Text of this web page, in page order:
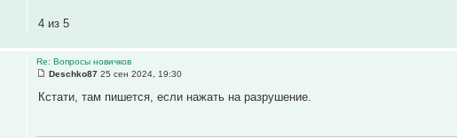
4 из 5
Re: Вопросы новичков
Deschko87 25 сен 2024, 19:30
Кстати, там пишется, если нажать на разрушение.